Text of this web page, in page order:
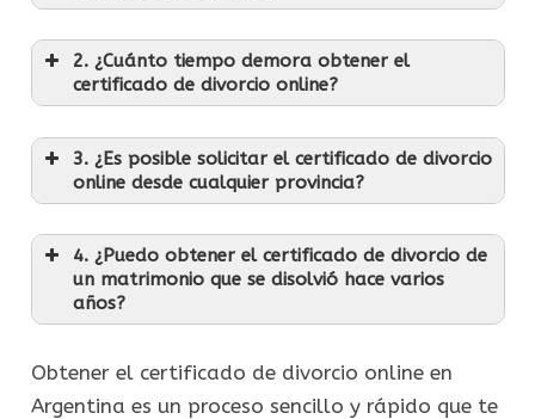
2. ¿Cuánto tiempo demora obtener el
certificado de divorcio online?
3. ¿Es posible solicitar el certificado de divorcio
online desde cualquier provincia?
4. ¿Puedo obtener el certificado de divorcio de
un matrimonio que se disolvió hace varios
años?
Obtener el certificado de divorcio online en
Argentina es un proceso sencillo y rápido que te